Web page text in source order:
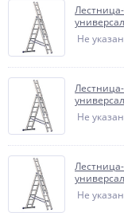
Не
Не
Не